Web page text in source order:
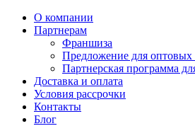
О компании
Партнерам
Франшиза
Предложение для оптовых
Партнерская программа
Доставка и оплата
Условия рассрочки
Контакты
Блог